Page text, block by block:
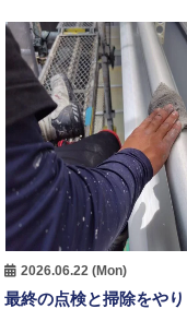
2026.06.22 (Mon)
最終の点検と掃除をや